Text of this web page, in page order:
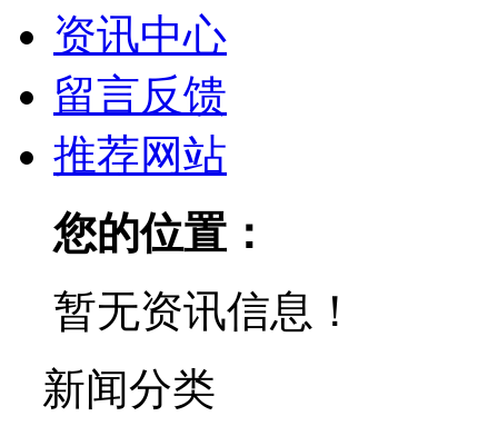
资讯中心
留言反馈
推荐网站
您的位置：
暂无资讯信息！
新闻分类